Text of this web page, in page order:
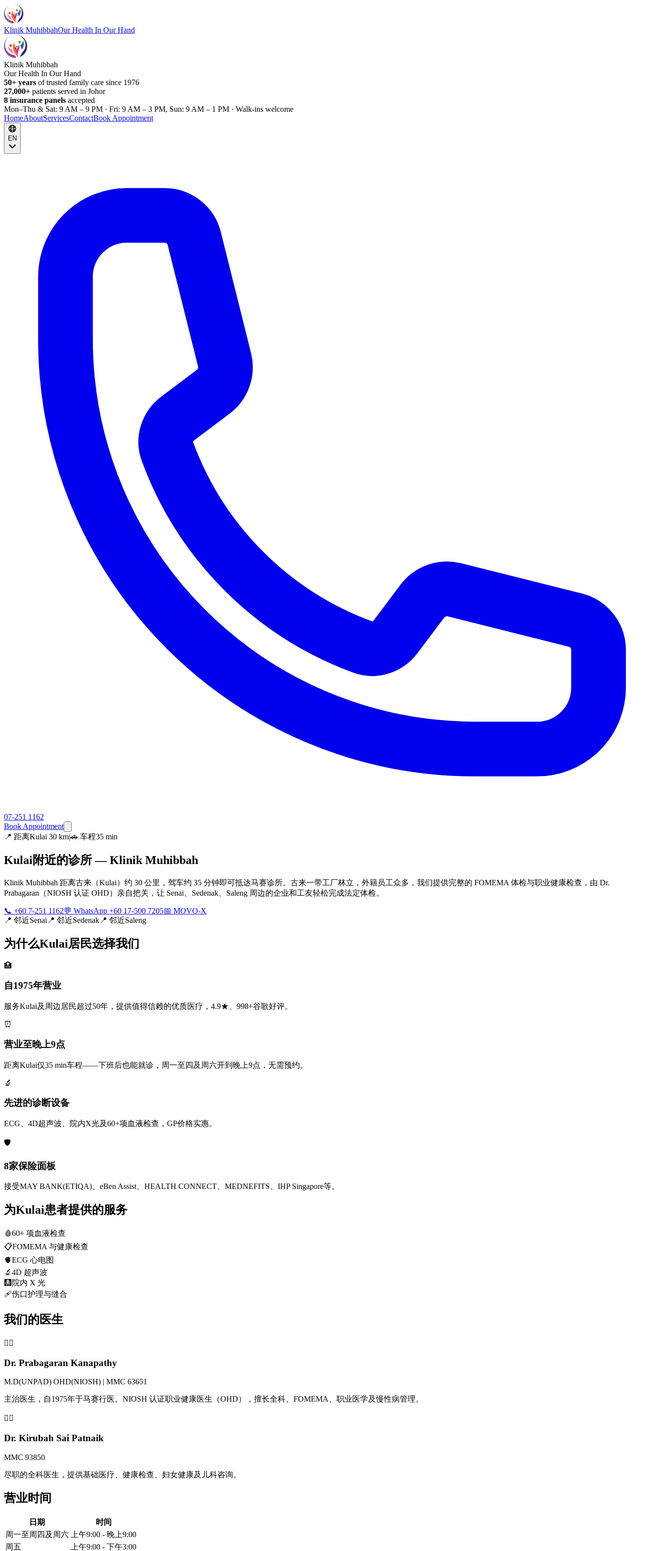
Klinik MuhibbahOur Health In Our Hand
Klinik Muhibbah
Our Health In Our Hand
50+ years of trusted family care since 1976
27,000+ patients served in Johor
8 insurance panels accepted
Mon–Thu & Sat: 9 AM – 9 PM · Fri: 9 AM – 3 PM, Sun: 9 AM – 1 PM · Walk-ins welcome
HomeAboutServicesContactBook Appointment
EN
07-251 1162
Book Appointment
📍 距离Kulai 30 km|🚗 车程35 min
Kulai附近的诊所 — Klinik Muhibbah
Klinik Muhibbah 距离古来（Kulai）约 30 公里，驾车约 35 分钟即可抵达马赛诊所。古来一带工厂林立，外籍员工众多，我们提供完整的 FOMEMA 体检与职业健康检查，由 Dr.
Prabagaran（NIOSH 认证 OHD）亲自把关，让 Senai、Sedenak、Saleng 周边的企业和工友轻松完成法定体检。
📞 +60 7-251 1162💬 WhatsApp +60 17-500 7205📅 MOVO-X
📍 邻近Senai 📍 邻近Sedenak 📍 邻近Saleng
为什么Kulai居民选择我们
🏥
自1975年营业
服务Kulai及周边居民超过50年，提供值得信赖的优质医疗，4.9★、998+谷歌好评。
⏰
营业至晚上9点
距离Kulai仅35 min车程——下班后也能就诊，周一至四及周六开到晚上9点，无需预约。
🔬
先进的诊断设备
ECG、4D超声波、院内X光及60+项血液检查，GP价格实惠。
🛡️
8家保险面板
接受MAY BANK(ETIQA)、eBen Assist、HEALTH CONNECT、MEDNEFITS、IHP Singapore等。
为Kulai患者提供的服务
🩸60+ 项血液检查
📋FOMEMA 与健康检查
🫀ECG 心电图
🔬 4D 超声波
🩻 院内 X 光
🩹伤口护理与缝合
我们的医生
👨‍⚕️
Dr. Prabagaran Kanapathy
M.D(UNPAD) OHD(NIOSH) | MMC 63651
主治医生，自1975年于马赛行医。NIOSH 认证职业健康医生（OHD），擅长全科、FOMEMA、职业医学及慢性病管理。
👩‍⚕️
Dr. Kirubah Sai Patnaik
MMC 93850
尽职的全科医生，提供基础医疗、健康检查、妇女健康及儿科咨询。
营业时间
日期
时间
周一至周四及周六
上午9:00 - 晚上9:00
周五
上午9:00 - 下午3:00